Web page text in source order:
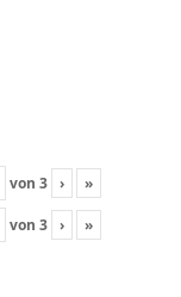
von 3 › »
von 3 › »